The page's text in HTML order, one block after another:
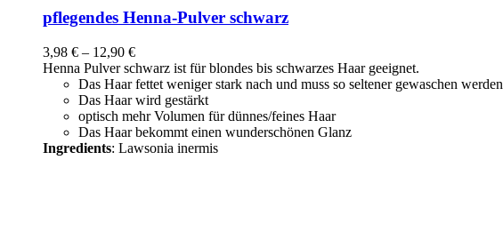
pflegendes Henna-Pulver schwarz
3,98 € – 12,90 €
Henna Pulver schwarz ist für blondes bis schwarzes Haar geeignet.
Das Haar fettet weniger stark nach und muss so seltener gewaschen werden
Das Haar wird gestärkt
optisch mehr Volumen für dünnes/feines Haar
Das Haar bekommt einen wunderschönen Glanz
Ingredients: Lawsonia inermis